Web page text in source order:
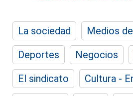
La sociedad
Medios
Deportes
Negocios
El sindicato
Cultura -